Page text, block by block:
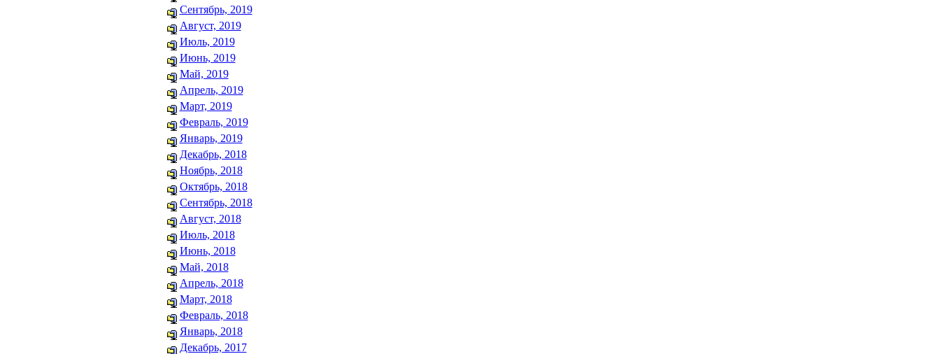
Сентябрь, 2019
Август, 2019
Июль, 2019
Июнь, 2019
Май, 2019
Апрель, 2019
Март, 2019
Февраль, 2019
Январь, 2019
Декабрь, 2018
Ноябрь, 2018
Октябрь, 2018
Сентябрь, 2018
Август, 2018
Июль, 2018
Июнь, 2018
Май, 2018
Апрель, 2018
Март, 2018
Февраль, 2018
Январь, 2018
Декабрь, 2017